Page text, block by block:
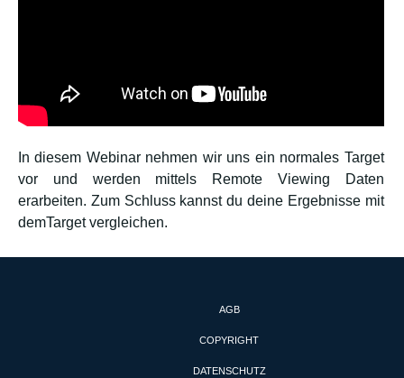
In diesem Webinar nehmen wir uns ein normales Target
vor und werden mittels Remote Viewing Daten
erarbeiten. Zum Schluss kannst du deine Ergebnisse mit
demTarget vergleichen.
AGB
COPYRIGHT
DATENSCHUTZ